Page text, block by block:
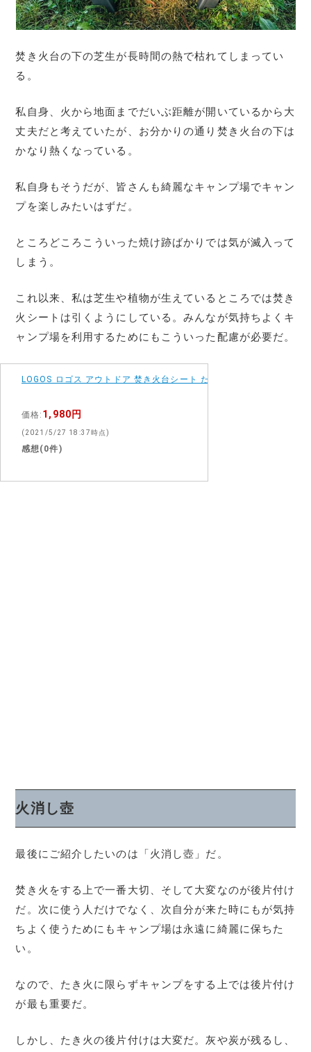
焚き火台の下の芝生が長時間の熱で枯れてしまってい
る。
私自身、火から地面までだいぶ距離が開いているから大
丈夫だと考えていたが、お分かりの通り焚き火台の下は
かなり熱くなっている。
私自身もそうだが、皆さんも綺麗なキャンプ場でキャン
プを楽しみたいはずだ。
ところどころこういった焼け跡ばかりでは気が滅入って
しまう。
これ以来、私は芝生や植物が生えているところでは焚き
火シートは引くようにしている。みんなが気持ちよくキ
ャンプ場を利用するためにもこういった配慮が必要だ。
LOGOS ロゴス アウトドア 焚き火台シート たき火台シート 焚き火シ
価格: 1,980円
(2021/5/27 18:37時点)
感想(0件)
火消し壺
最後にご紹介したいのは「火消し壺」だ。
焚き火をする上で一番大切、そして大変なのが後片付け
だ。次に使う人だけでなく、次自分が来た時にもが気持
ちよく使うためにもキャンプ場は永遠に綺麗に保ちた
い。
なので、たき火に限らずキャンプをする上では後片付け
が最も重要だ。
しかし、たき火の後片付けは大変だ。灰や炭が残るし、